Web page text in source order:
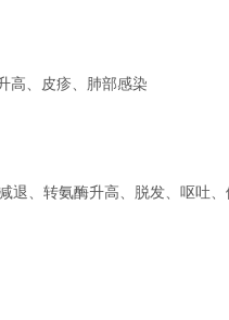
高、皮疹、肺部感染
退、转氨酶升高、脱发、呕吐